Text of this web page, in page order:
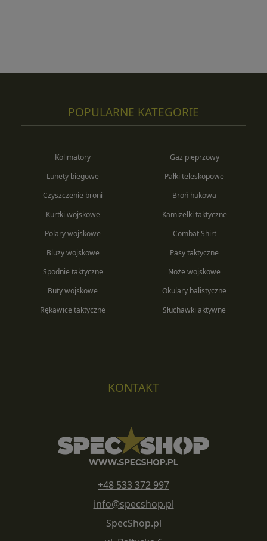
POPULARNE KATEGORIE
Kolimatory
Lunety biegowe
Czyszczenie broni
Gaz pieprzowy
Pałki teleskopowe
Broń hukowa
Kurtki wojskowe
Polary wojskowe
Bluzy wojskowe
Kamizelki taktyczne
Combat Shirt
Pasy taktyczne
Spodnie taktyczne
Buty wojskowe
Rękawice taktyczne
Noże wojskowe
Okulary balistyczne
Słuchawki aktywne
KONTAKT
+48 533 372 997
info@specshop.pl
SpecShop.pl